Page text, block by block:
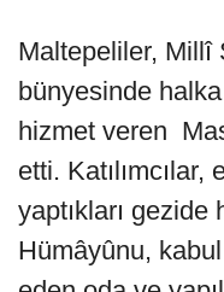
Maltepeliler, Millî
bünyesinde
hizmet veren
etti.
yaptıkları gezide
Hümâyûnu, kabul